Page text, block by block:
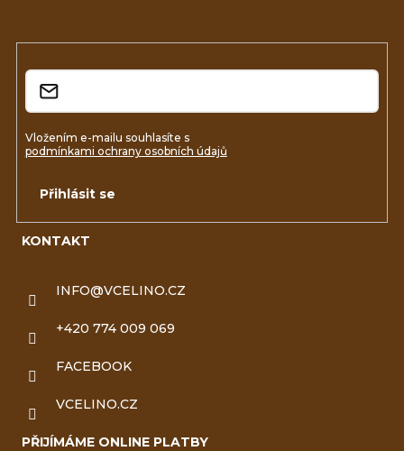
KONTAKT
INFO@VCELINO.CZ
+420 774 009 069
FACEBOOK
VCELINO.CZ
PŘIJÍMÁME ONLINE PLATBY
Vložením e-mailu souhlasíte s
podmínkami ochrany osobních údajů
Přihlásit se